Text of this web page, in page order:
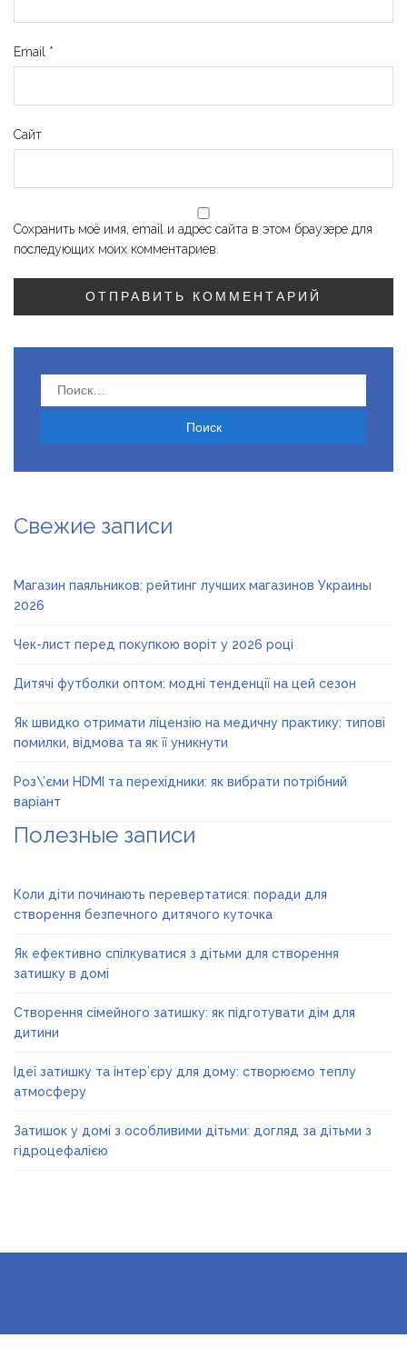
Email *
Сайт
Сохранить моё имя, email и адрес сайта в этом браузере для
последующих моих комментариев.
Найти:
Свежие записи
Магазин паяльников: рейтинг лучших магазинов Украины
2026
Чек-лист перед покупкою воріт у 2026 році
Дитячі футболки оптом: модні тенденції на цей сезон
Як швидко отримати ліцензію на медичну практику: типові
помилки, відмова та як її уникнути
Роз\’єми HDMI та перехідники: як вибрати потрібний
варіант
Полезные записи
Коли діти починають перевертатися: поради для
створення безпечного дитячого куточка
Як ефективно спілкуватися з дітьми для створення
затишку в домі
Створення сімейного затишку: як підготувати дім для
дитини
Ідеї затишку та інтер’єру для дому: створюємо теплу
атмосферу
Затишок у домі з особливими дітьми: догляд за дітьми з
гідроцефалією